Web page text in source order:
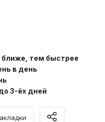
ближе, тем быстрее
в день
3-ёх дней